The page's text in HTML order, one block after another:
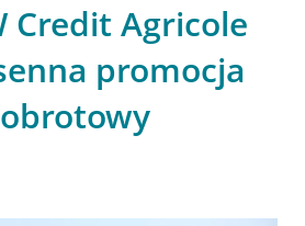
Credit Agricole
promocja